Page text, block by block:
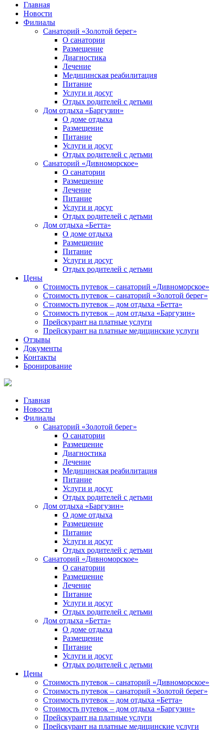
Главная
Новости
Филиалы
Санаторий «Золотой берег»
О санатории
Размещение
Диагностика
Лечение
Медицинская реабилитация
Питание
Услуги и досуг
Отдых родителей с детьми
Дом отдыха «Баргузин»
О доме отдыха
Размещение
Питание
Услуги и досуг
Отдых родителей с детьми
Санаторий «Дивноморское»
О санатории
Размещение
Лечение
Питание
Услуги и досуг
Отдых родителей с детьми
Дом отдыха «Бетта»
О доме отдыха
Размещение
Питание
Услуги и досуг
Отдых родителей с детьми
Цены
Стоимость путевок – санаторий «Дивноморское»
Стоимость путевок – санаторий «Золотой берег»
Стоимость путевок – дом отдыха «Бетта»
Стоимость путевок – дом отдыха «Баргузин»
Прейскурант на платные услуги
Прейскурант на платные медицинские услуги
Отзывы
Документы
Контакты
Бронирование
Главная
Новости
Филиалы
Санаторий «Золотой берег»
О санатории
Размещение
Диагностика
Лечение
Медицинская реабилитация
Питание
Услуги и досуг
Отдых родителей с детьми
Дом отдыха «Баргузин»
О доме отдыха
Размещение
Питание
Услуги и досуг
Отдых родителей с детьми
Санаторий «Дивноморское»
О санатории
Размещение
Лечение
Питание
Услуги и досуг
Отдых родителей с детьми
Дом отдыха «Бетта»
О доме отдыха
Размещение
Питание
Услуги и досуг
Отдых родителей с детьми
Цены
Стоимость путевок – санаторий «Дивноморское»
Стоимость путевок – санаторий «Золотой берег»
Стоимость путевок – дом отдыха «Бетта»
Стоимость путевок – дом отдыха «Баргузин»
Прейскурант на платные услуги
Прейскурант на платные медицинские услуги